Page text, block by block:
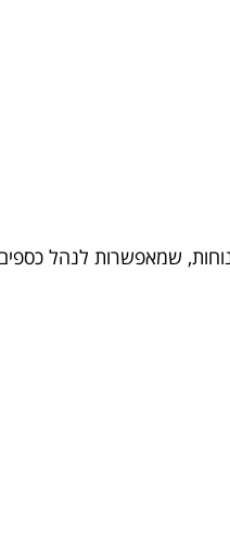
שמאפשרות לנהל